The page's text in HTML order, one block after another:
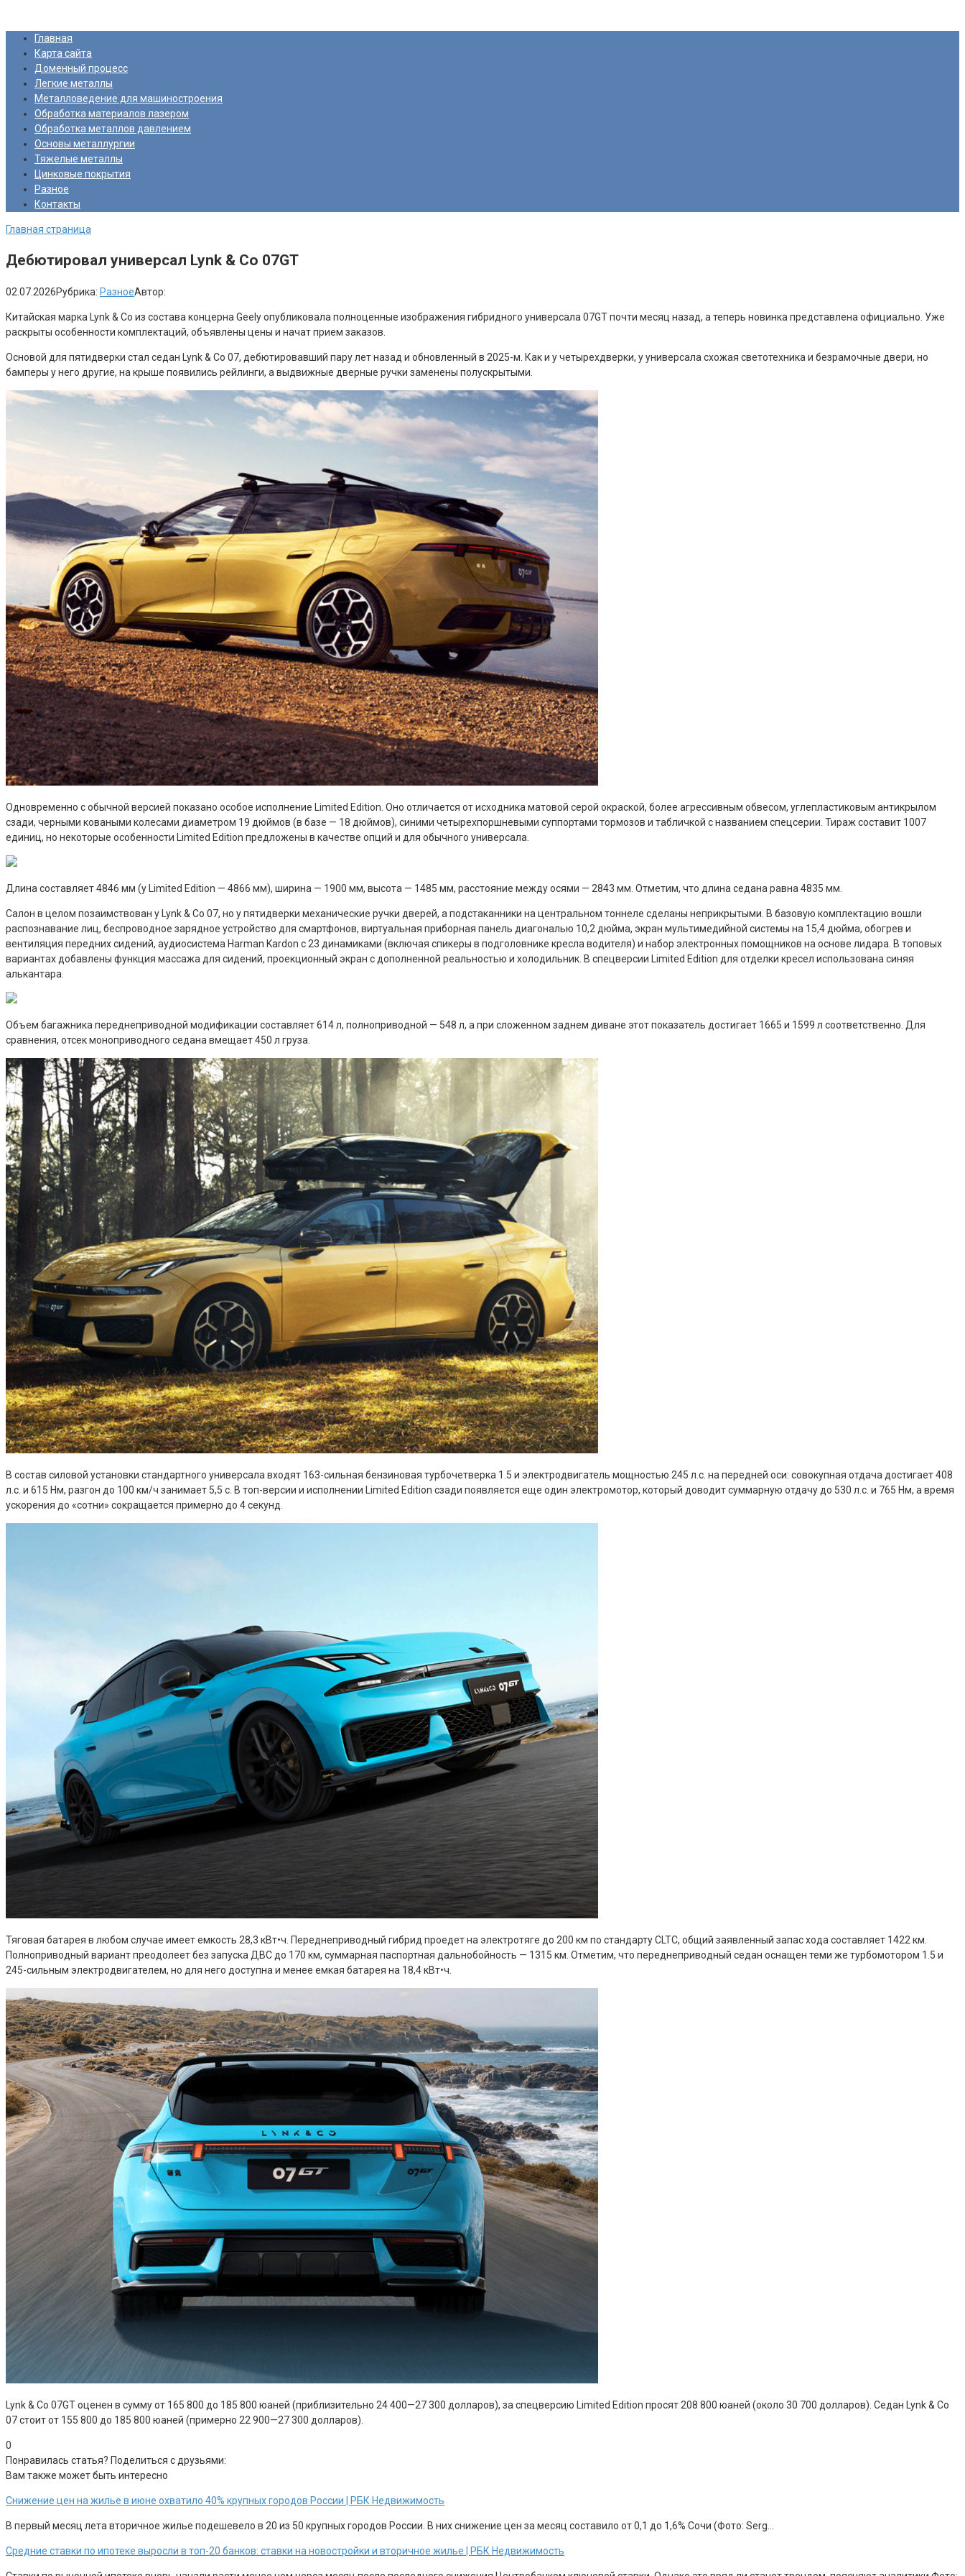
контентуГлавная
Карта сайта
Доменный процесс
Легкие металлы
Металловедение для машиностроения
Обработка материалов лазером
Обработка металлов давлением
Основы металлургии
Тяжелые металлы
Цинковые покрытия
Разное
Контакты
Главная страница
Дебютировал универсал Lynk & Co 07GT
02.07.2026Рубрика: РазноеАвтор:
Китайская марка Lynk & Co из состава концерна Geely опубликовала полноценные изображения гибридного универсала 07GT почти месяц назад, а теперь новинка представлена официально. Уже
раскрыты особенности комплектаций, объявлены цены и начат прием заказов.
Основой для пятидверки стал седан Lynk & Co 07, дебютировавший пару лет назад и обновленный в 2025-м. Как и у четырехдверки, у универсала схожая светотехника и безрамочные двери, но
бамперы у него другие, на крыше появились рейлинги, а выдвижные дверные ручки заменены полускрытыми.
Одновременно с обычной версией показано особое исполнение Limited Edition. Оно отличается от исходника матовой серой окраской, более агрессивным обвесом, углепластиковым антикрылом
сзади, черными коваными колесами диаметром 19 дюймов (в базе — 18 дюймов), синими четырехпоршневыми суппортами тормозов и табличкой с названием спецсерии. Тираж составит 1007
единиц, но некоторые особенности Limited Edition предложены в качестве опций и для обычного универсала.
Длина составляет 4846 мм (у Limited Edition — 4866 мм), ширина — 1900 мм, высота — 1485 мм, расстояние между осями — 2843 мм. Отметим, что длина седана равна 4835 мм.
Салон в целом позаимствован у Lynk & Co 07, но у пятидверки механические ручки дверей, а подстаканники на центральном тоннеле сделаны неприкрытыми. В базовую комплектацию вошли
распознавание лиц, беспроводное зарядное устройство для смартфонов, виртуальная приборная панель диагональю 10,2 дюйма, экран мультимедийной системы на 15,4 дюйма, обогрев и
вентиляция передних сидений, аудиосистема Harman Kardon с 23 динамиками (включая спикеры в подголовнике кресла водителя) и набор электронных помощников на основе лидара. В топовых
вариантах добавлены функция массажа для сидений, проекционный экран с дополненной реальностью и холодильник. В спецверсии Limited Edition для отделки кресел использована синяя
алькантара.
Объем багажника переднеприводной модификации составляет 614 л, полноприводной — 548 л, а при сложенном заднем диване этот показатель достигает 1665 и 1599 л соответственно. Для
сравнения, отсек моноприводного седана вмещает 450 л груза.
В состав силовой установки стандартного универсала входят 163-сильная бензиновая турбочетверка 1.5 и электродвигатель мощностью 245 л.с. на передней оси: совокупная отдача достигает 408
л.с. и 615 Нм, разгон до 100 км/ч занимает 5,5 с. В топ-версии и исполнении Limited Edition сзади появляется еще один электромотор, который доводит суммарную отдачу до 530 л.с. и 765 Нм, а время
ускорения до «сотни» сокращается примерно до 4 секунд.
Тяговая батарея в любом случае имеет емкость 28,3 кВт•ч. Переднеприводный гибрид проедет на электротяге до 200 км по стандарту CLTC, общий заявленный запас хода составляет 1422 км.
Полноприводный вариант преодолеет без запуска ДВС до 170 км, суммарная паспортная дальнобойность — 1315 км. Отметим, что переднеприводный седан оснащен теми же турбомотором 1.5 и
245-сильным электродвигателем, но для него доступна и менее емкая батарея на 18,4 кВт•ч.
Lynk & Co 07GT оценен в сумму от 165 800 до 185 800 юаней (приблизительно 24 400—27 300 долларов), за спецверсию Limited Edition просят 208 800 юаней (около 30 700 долларов). Седан Lynk & Co
07 стоит от 155 800 до 185 800 юаней (примерно 22 900—27 300 долларов).
0
Понравилась статья? Поделиться с друзьями:
Вам также может быть интересно
Снижение цен на жилье в июне охватило 40% крупных городов России | РБК Недвижимость
В первый месяц лета вторичное жилье подешевело в 20 из 50 крупных городов России. В них снижение цен за месяц составило от 0,1 до 1,6% Сочи (Фото: Serg…
Средние ставки по ипотеке выросли в топ-20 банков: ставки на новостройки и вторичное жилье | РБК Недвижимость